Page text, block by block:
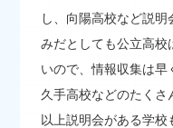
し、向陽高校など説
みだとしても公立高校
いので、情報収集は
久手高校などのたくさ
以上説明会がある学